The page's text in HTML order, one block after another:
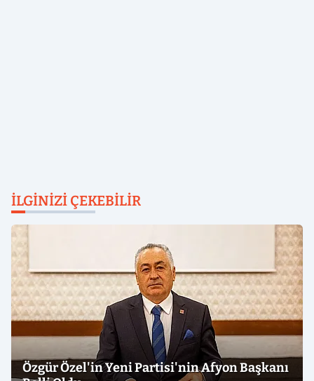
İLGINIZI ÇEKEBILIR
Özgür Özel'in Yeni Partisi'nin Afyon Başkanı